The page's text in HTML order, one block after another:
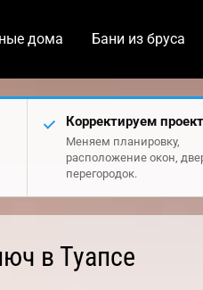
дома Бани из бруса
Корректируем
Меняем планировку,
расположение окон,
перегородок.
в Туапсе